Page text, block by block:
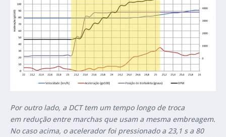
Por outro lado, a DCT tem um tempo longo de troca
em redução entre marchas que usam a mesma embreagem.
No caso acima, o acelerador foi pressionado a 23,1 s a 80